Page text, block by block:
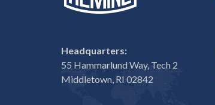
Headquarters:
55 Hammarlund Way, Tech 2
Middletown, RI 02842